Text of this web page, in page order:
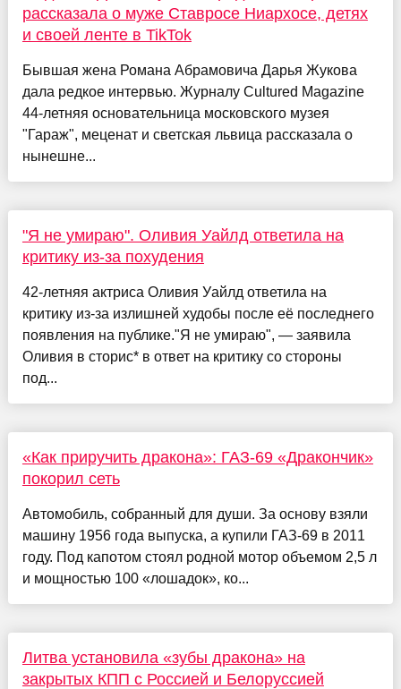
рассказала о муже Ставросе Ниархосе, детях
и своей ленте в TikTok
Бывшая жена Романа Абрамовича Дарья Жукова
дала редкое интервью. Журналу Cultured Magazine
44-летняя основательница московского музея
"Гараж", меценат и светская львица рассказала о
нынешне...
"Я не умираю". Оливия Уайлд ответила на
критику из-за похудения
42-летняя актриса Оливия Уайлд ответила на
критику из-за излишней худобы после её последнего
появления на публике."Я не умираю", — заявила
Оливия в сторис* в ответ на критику со стороны
под...
«Как приручить дракона»: ГАЗ-69 «Дракончик»
покорил сеть
Автомобиль, собранный для души. За основу взяли
машину 1956 года выпуска, а купили ГАЗ-69 в 2011
году. Под капотом стоял родной мотор объемом 2,5 л
и мощностью 100 «лошадок», ко...
Литва установила «зубы дракона» на
закрытых КПП с Россией и Белоруссией